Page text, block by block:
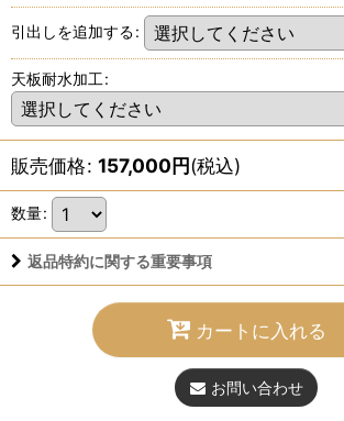
引出しを追加する:
天板耐水加工:
販売価格: 157,000円(税込)
数量:
返品特約に関する重要事項
カートに入れる
お問い合わせ